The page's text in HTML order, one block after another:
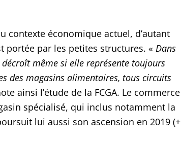
contexte économique actuel, d’autant
portée par les petites structures. « Dans
décroît même si elle représente toujours
des magasins alimentaires, tous circuits
ainsi l’étude de la FCGA. Le commerce
spécialisé, qui inclus notamment la
lui aussi son ascension en 2019 (+